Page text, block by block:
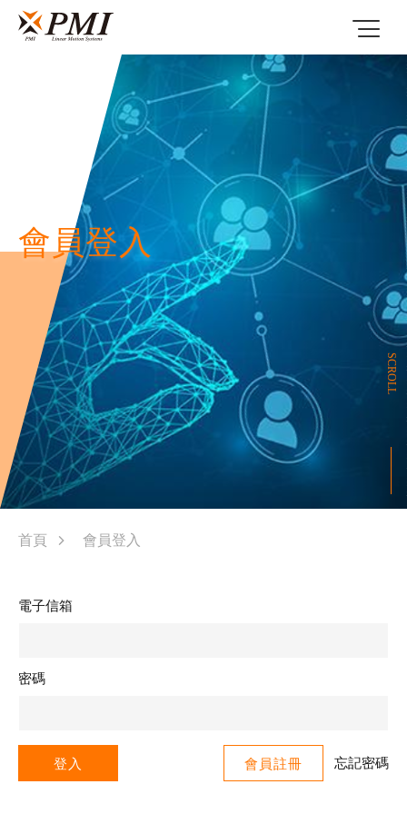
會員登入
SCROLL
首頁 會員登入
電子信箱
密碼
登入 會員註冊 忘記密碼